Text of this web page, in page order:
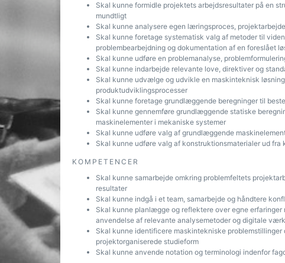
Skal kunne formidle projektets arbejdsresultater på en
mundtligt
Skal kunne analysere egen læringsproces,
Skal kunne foretage systematisk valg af metoder til
problembearbejdning og dokumentation af en foreslået
Skal kunne udføre en problemanalyse,
Skal kunne indarbejde relevante love, direktiver og
Skal kunne udvælge og udvikle en maskinteknisk
produktudviklingsprocesser
Skal kunne foretage grundlæggende beregninger til
Skal kunne gennemføre grundlæggende statiske
maskinelementer i mekaniske systemer
Skal kunne udføre valg af grundlæggende
Skal kunne udføre valg af konstruktionsmaterialer ud
KOMPETENCER
Skal kunne samarbejde omkring problemfeltets
resultater
Skal kunne indgå i et team, samarbejde og håndtere
Skal kunne planlægge og reflektere over egne
anvendelse af relevante analysemetoder og digitale
Skal kunne identificere maskintekniske
projektorganiserede studieform
Skal kunne anvende notation og terminologi indenfor